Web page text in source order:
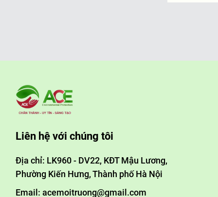
Liên hệ với chúng tôi
Địa chỉ: LK960 - DV22, KĐT Mậu Lương,
Phường Kiến Hưng, Thành phố Hà Nội
Email: acemoitruong@gmail.com